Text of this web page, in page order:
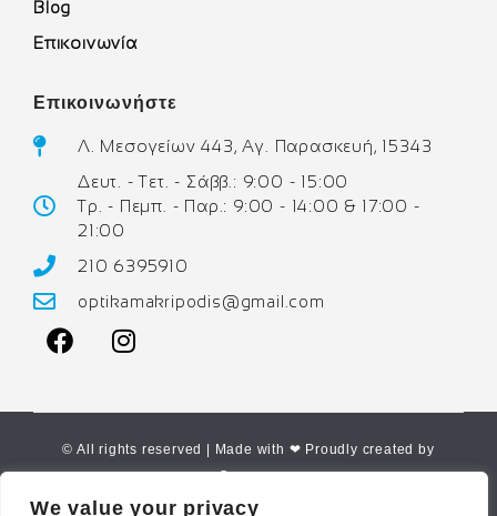
We value your privacy
Blog
Επικοινωνία
Επικοινωνήστε
Λ. Μεσογείων 443, Αγ. Παρασκευή, 15343
Δευτ. - Τετ. - Σάββ.: 9:00 - 15:00
Τρ. - Πεμπ. - Παρ.: 9:00 - 14:00 & 17:00 -
21:00
210 6395910
optikamakripodis@gmail.com
© All rights reserved | Made with ❤ Proudly created by
Corne.gr